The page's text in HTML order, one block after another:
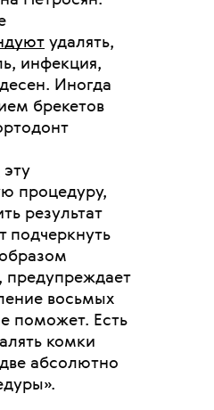
удалять,
инфекция,
Иногда
брекетов
эту
процедуру,
результат
подчеркнуть
предупреждает
восьмых
поможет. Есть
комки
абсолютно